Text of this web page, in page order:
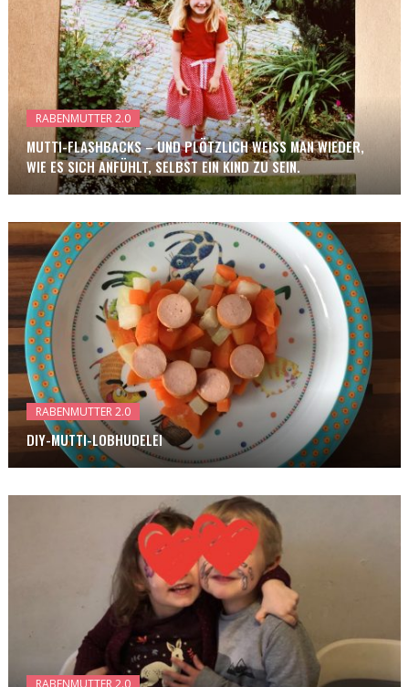
RABENMUTTER 2.0
MUTTI-FLASHBACKS – UND PLÖTZLICH WEISS MAN WIEDER, W
IE ES SICH ANFÜHLT, SELBST EIN KIND ZU SEIN.
RABENMUTTER 2.0
DIY-MUTTI-LOBHUDELEI